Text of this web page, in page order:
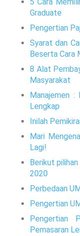
5 Cara
Graduate
Pengertian
Syarat dan
Beserta Cara
8 Alat
Masyarakat
Manajemen :
Lengkap
Inilah
Mari
Lagi!
Berikut
2020
Perbedaan
Pengertian
Pengertian
Pemasaran